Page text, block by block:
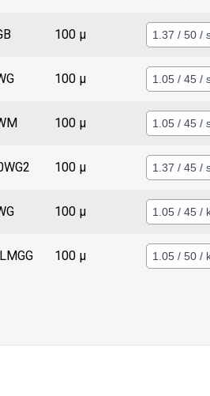
100 µ
100 µ
100 µ
100 µ
100 µ
100 µ